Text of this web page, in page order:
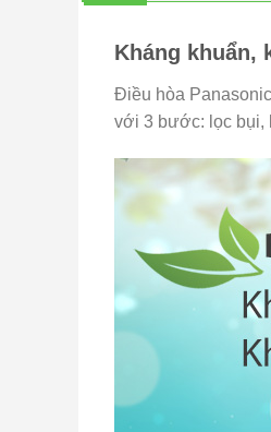
Kháng khuẩn,
Điều hòa
với 3 bước: lọc bụi,